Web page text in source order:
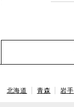
北海道 青森 岩手